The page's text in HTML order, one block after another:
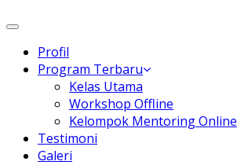
Toggle
Profil
Program Terbaru
Kelas Utama
Workshop Offline
Kelompok Mentoring Online
Testimoni
Galeri